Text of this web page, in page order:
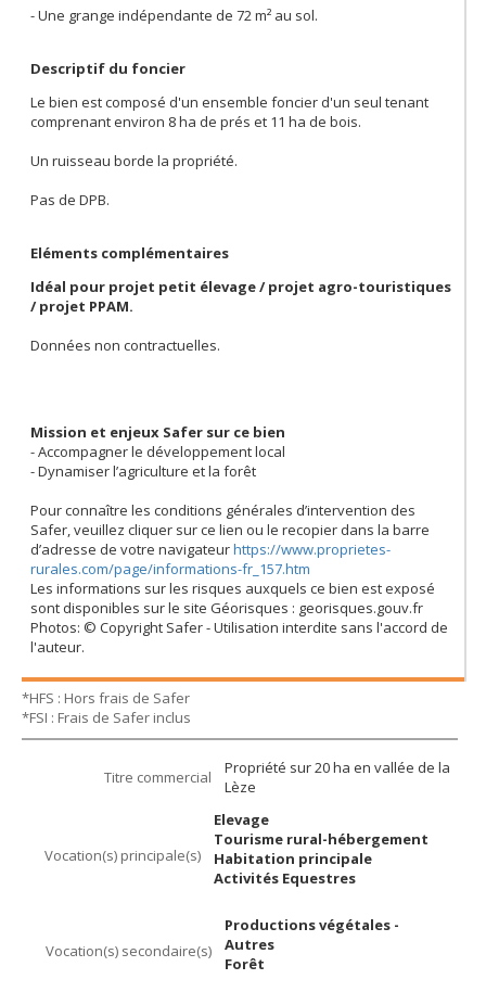
- Une grange indépendante de 72 m² au sol.
Descriptif du foncier
Le bien est composé d'un ensemble foncier d'un seul tenant
comprenant environ 8 ha de prés et 11 ha de bois.
Un ruisseau borde la propriété.
Pas de DPB.
Eléments complémentaires
Idéal pour projet petit élevage / projet agro-touristiques
/ projet PPAM.
Données non contractuelles.
Mission et enjeux Safer sur ce bien
- Accompagner le développement local
- Dynamiser l’agriculture et la forêt
Pour connaître les conditions générales d’intervention des
Safer, veuillez cliquer sur ce lien ou le recopier dans la barre
d’adresse de votre navigateurhttps://www.proprietes-
rurales.com/page/informations-fr_157.htm
Les informations sur les risques auxquels ce bien est exposé
sont disponibles sur le site Géorisques : georisques.gouv.fr
Photos: © Copyright Safer - Utilisation interdite sans l'accord de
l'auteur.
*HFS : Hors frais de Safer
*FSI : Frais de Safer inclus
Titre commercial
Propriété sur 20 ha en vallée de la
Lèze
Vocation(s) principale(s)
Elevage
Tourisme rural-hébergement
Habitation principale
Activités Equestres
Vocation(s) secondaire(s)
Productions végétales -
Autres
Forêt